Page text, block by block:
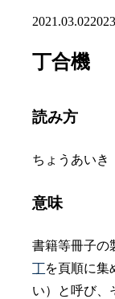
2021.03.02
丁合機
読み方
ちょうあいき
意味
書籍等冊子の
丁を頁順に集
い）と呼び、